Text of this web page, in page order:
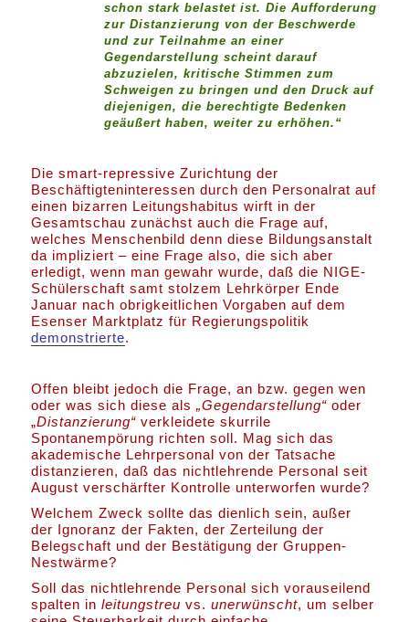
schon stark belastet ist. Die Aufforderung
zur Distanzierung von der Beschwerde
und zur Teilnahme an einer
Gegendarstellung scheint darauf
abzuzielen, kritische Stimmen zum
Schweigen zu bringen und den Druck auf
diejenigen, die berechtigte Bedenken
geäußert haben, weiter zu erhöhen.“
Die smart-repressive Zurichtung der
Beschäftigteninteressen durch den Personalrat auf
einen bizarren Leitungshabitus wirft in der
Gesamtschau zunächst auch die Frage auf,
welches Menschenbild denn diese Bildungsanstalt
da impliziert – eine Frage also, die sich aber
erledigt, wenn man gewahr wurde, daß die NIGE-
Schülerschaft samt stolzem Lehrkörper Ende
Januar nach obrigkeitlichen Vorgaben auf dem
Esenser Marktplatz für Regierungspolitik
demonstrierte.
Offen bleibt jedoch die Frage, an bzw. gegen wen
oder was sich diese als„Gegendarstellung“ oder
„Distanzierung“ verkleidete skurrile
Spontanempörung richten soll. Mag sich das
akademische Lehrpersonal von der Tatsache
distanzieren, daß das nichtlehrende Personal seit
August verschärfter Kontrolle unterworfen wurde?
Welchem Zweck sollte das dienlich sein, außer
der Ignoranz der Fakten, der Zerteilung der
Belegschaft und der Bestätigung der Gruppen-
Nestwärme?
Soll das nichtlehrende Personal sich vorauseilend
spalten inleitungstreu vs.unerwünscht, um selber